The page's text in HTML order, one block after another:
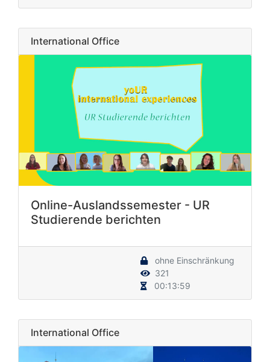
International Office
Online-Auslandssemester - UR
Studierende berichten
ohne Einschränkung
321
00:13:59
International Office